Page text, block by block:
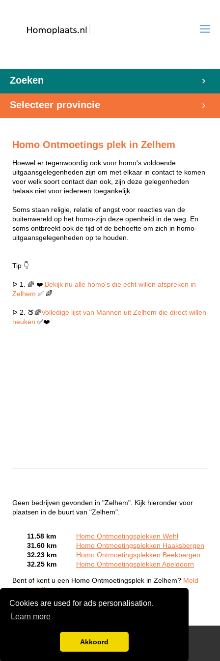
Cookies are used for ads personalisation.
Learn more
Akkoord
Zoeken
Selecteer provincie
Homo Ontmoetings plek in Zelhem
Hoewel er tegenwoordig ook voor homo's voldoende
uitgaansgelegenheden zijn om met elkaar in contact te komen
voor welk soort contact dan ook, zijn deze gelegenheden
helaas niet voor iedereen toegankelijk.
Soms staan religie, relatie of angst voor reacties van de
buitenwereld op het homo-zijn deze openheid in de weg. En
soms ontbreekt ook de tijd of de behoefte om zich in homo-
uitgaansgelegenheden op te houden.
Tip 👇
ᐅ 1. 🌈 ❤️ Bekijk nu alle homo's die echt willen afspreken in
Zelhem ✅ 🌈
ᐅ 2. 🍑🌈Volledige lijst van Mannen uit Zelhem die direct willen
neuken ✅❤️
Geen bedrijven gevonden in "Zelhem". Kijk hieronder voor
plaatsen in de buurt van "Zelhem".
11.58 km
Homo Ontmoetingsplekken Wehl
31.60 km
Homo Ontmoetingsplekken Haaksbergen
32.23 km
Homo Ontmoetingsplekken Beekbergen
32.25 km
Homo Ontmoetingsplekken Apeldoorn
Bent of kent u een Homo Ontmoetingsplek in Zelhem? Meld
een bedrijf gratis aan